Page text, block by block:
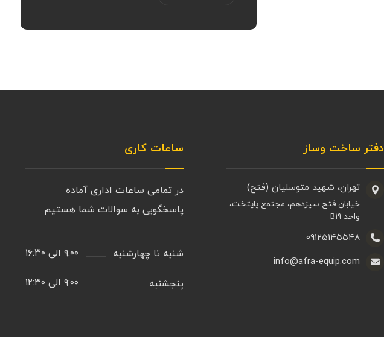
دفتر ساخت وساز
تهران، شهید متوسلیان (فتح)
خیابان فتح سیزدهم، مجتمع پایتخت،
واحد B۱۹
۰۹۱۲۵۱۴۵۵۴۸
info@afra-equip.com
ساعات کاری
در تمامی ساعات اداری آماده
پاسخگویی به سوالات شما هستیم.
شنبه تا چهارشنبه ۹:۰۰ الی ۱۶:۳۰
پنجشنبه ۹:۰۰ الی ۱۲:۳۰